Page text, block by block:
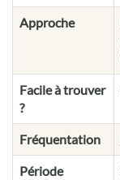
Approche
Facile à trouver
?
Fréquentation
Période